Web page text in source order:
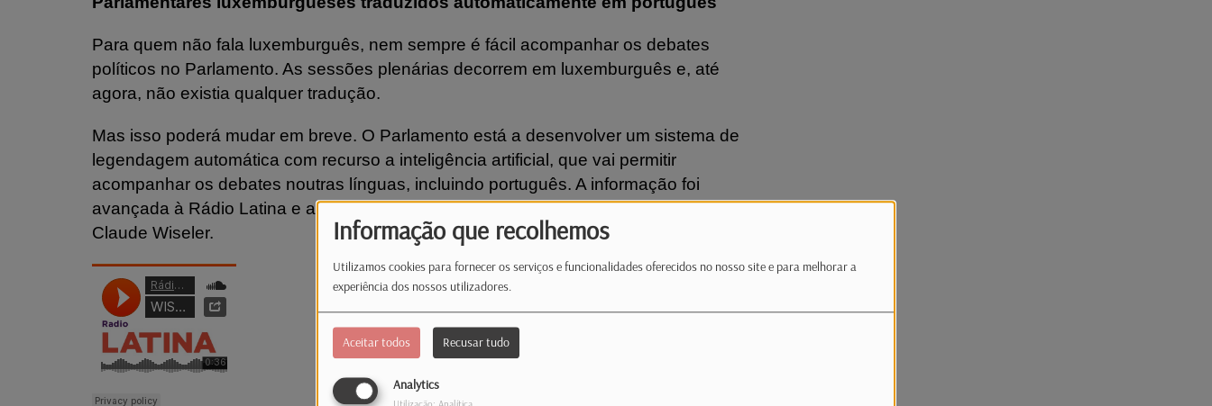
Informação que recolhemos
Utilizamos cookies para fornecer os serviços e funcionalidades oferecidos no nosso site e para melhorar a
experiência dos nossos utilizadores.
Aceitar todos Recusar tudo
Analytics
Para quem não fala luxemburguês, nem sempre é fácil acompanhar os debates
políticos no Parlamento. As sessões plenárias decorrem em luxemburguês e, até
agora, não existia qualquer tradução.
Mas isso poderá mudar em breve. O Parlamento está a desenvolver um sistema de
legendagem automática com recurso a inteligência artificial, que vai permitir
acompanhar os debates noutras línguas, incluindo português. A informação foi
avançada à Rádio Latina e ao Contacto pelo presidente da Câmara dos Deputados,
Claude Wiseler.